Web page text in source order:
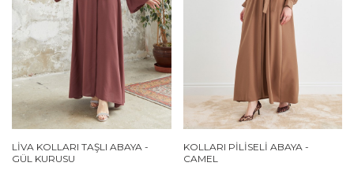
LIVA KOLLARI TAŞLI ABAYA -
GÜL KURUSU
KOLLARI PILISELI ABAYA -
CAMEL